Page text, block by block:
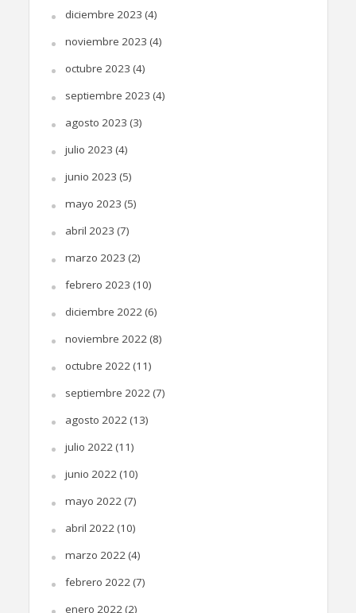
diciembre 2023 (4)
noviembre 2023 (4)
octubre 2023 (4)
septiembre 2023 (4)
agosto 2023 (3)
julio 2023 (4)
junio 2023 (5)
mayo 2023 (5)
abril 2023 (7)
marzo 2023 (2)
febrero 2023 (10)
diciembre 2022(6)
noviembre 2022(8)
octubre 2022(11)
septiembre 2022(7)
agosto 2022(13)
julio 2022(11)
junio 2022(10)
mayo 2022(7)
abril 2022(10)
marzo 2022(4)
febrero 2022(7)
enero 2022(2)